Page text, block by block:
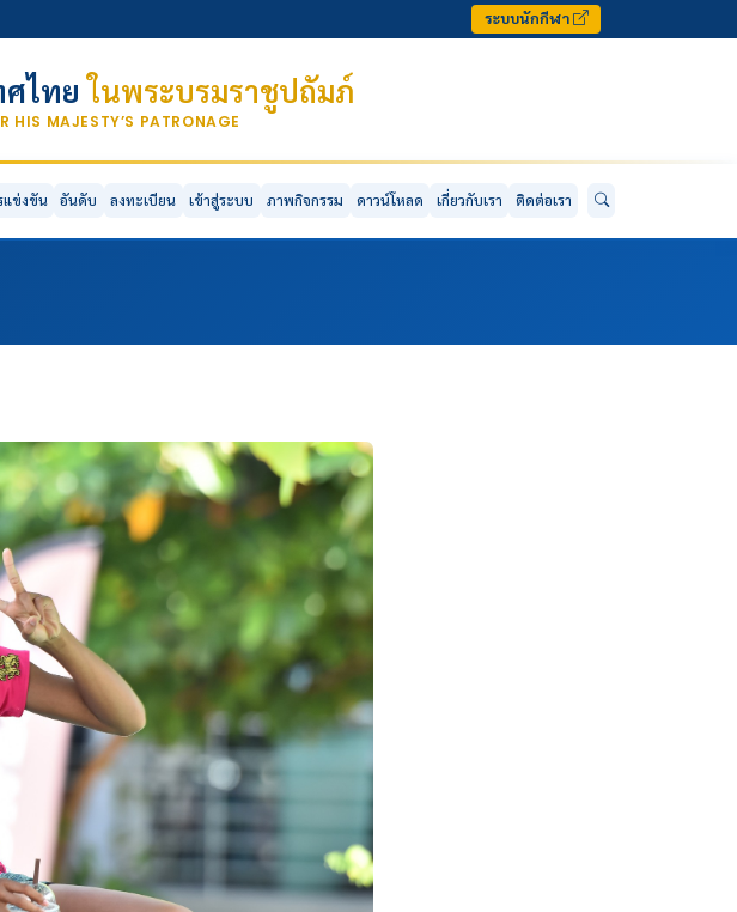
ระบบนักกีฬา
ศไทยในพระบรมราชูปถัมภ์
HIS MAJESTY’S PATRONAGE
แข่งขัน อันดับ ลงทะเบียน เข้าสู่ระบบ ภาพกิจกรรม ดาวน์โหลด เกี่ยวกับเรา ติดต่อเรา